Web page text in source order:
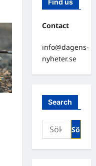
Find us
Contact
info@dagens-
nyheter.se
Search
Sök
efter: